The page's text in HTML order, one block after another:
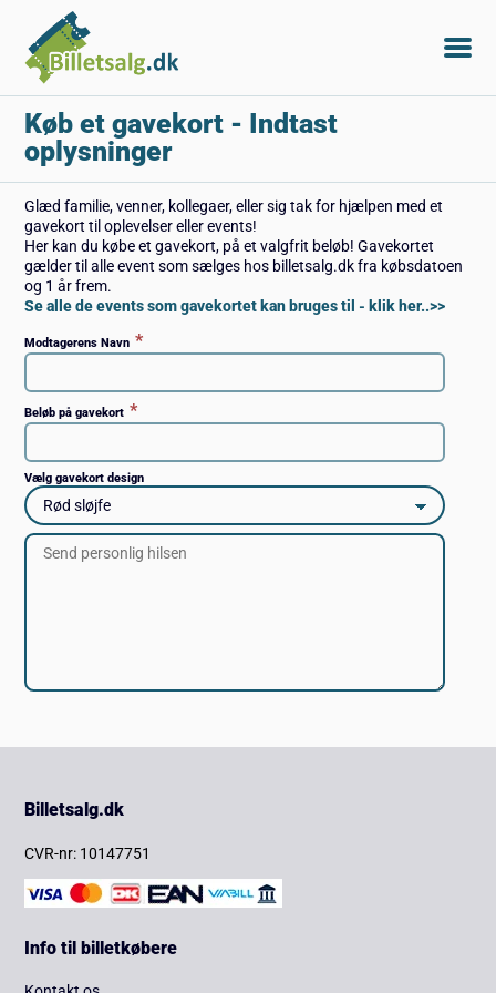
Køb et gavekort - Indtast
oplysninger
Glæd familie, venner, kollegaer, eller sig tak for hjælpen med et
gavekort til oplevelser eller events!
Her kan du købe et gavekort, på et valgfrit beløb! Gavekortet
gælder til alle event som sælges hos billetsalg.dk fra købsdatoen
og 1 år frem.
Se alle de events som gavekortet kan bruges til - klik her..>>
Modtagerens Navn *
Beløb på gavekort *
Vælg gavekort design
Billetsalg.dk
CVR-nr: 10147751
Info til billetkøbere